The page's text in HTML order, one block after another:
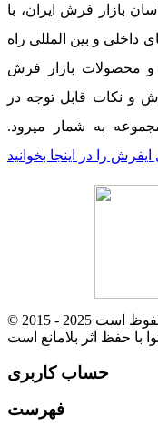
بازار فرش ایران، با
و بین المللی راه
و محصولات بازار فرش
و نکات قابل توجه در
به شمار میرود.
را در اینجا بخوانید
© 2015 - 2025 تمام حقوق برای فروشگاه ایفرش ™ محفوظ است
حساب کاربری
فهرست